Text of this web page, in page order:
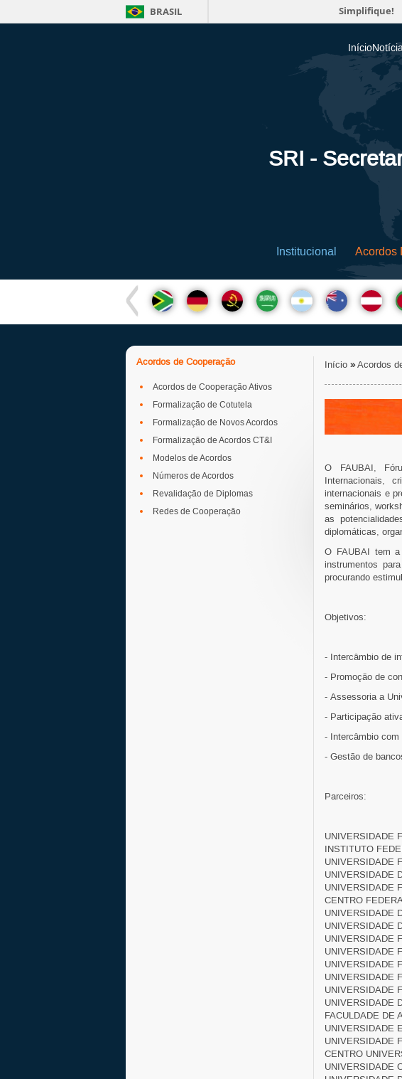
BRASIL Simplifique!
Início
SRI -
Institucional Acordos
Acordos de Cooperação
Acordos de Cooperação Ativos
Formalização de Cotutela
Formalização de Novos Acordos
Formalização de Acordos CT&I
Modelos de Acordos
Números de Acordos
Revalidação de Diplomas
Redes de Cooperação
Início »Acordos
O FAUBAI,
Internacionais,
internacionais e
seminários,
as
diplomáticas,
O FAUBAI tem a
instrumentos
procurando
Objetivos:
- Intercâmbio de
- Promoção de
- Assessoria a
- Participação
- Intercâmbio
- Gestão de
Parceiros:
UNIVERSIDADE
INSTITUTO
UNIVERSIDADE
UNIVERSIDADE
UNIVERSIDADE
CENTRO
UNIVERSIDADE
UNIVERSIDADE
UNIVERSIDADE
UNIVERSIDADE
UNIVERSIDADE
UNIVERSIDADE
UNIVERSIDADE
UNIVERSIDADE
FACULDADE DE
UNIVERSIDADE
UNIVERSIDADE
CENTRO
UNIVERSIDADE